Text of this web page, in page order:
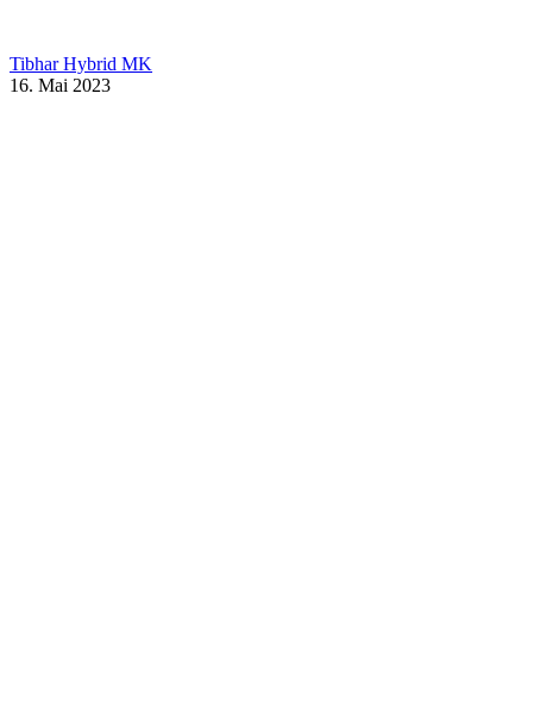
Tibhar Hybrid MK
16. Mai 2023